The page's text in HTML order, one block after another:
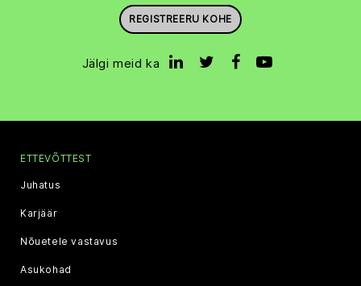
REGISTREERU KOHE
Jälgi meid ka
ETTEVÕTTEST
Juhatus
Karjäär
Nõuetele vastavus
Asukohad